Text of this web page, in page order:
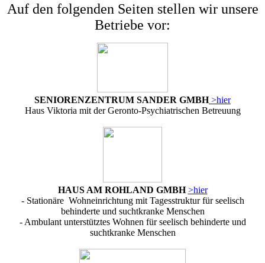
Auf den folgenden Seiten stellen wir unsere
Betriebe vor:
SENIORENZENTRUM SANDER GMBH >hier
Haus Viktoria mit der Geronto-Psychiatrischen Betreuung
HAUS AM ROHLAND GMBH >hier
- Stationäre Wohneinrichtung mit Tagesstruktur für seelisch
behinderte und suchtkranke Menschen
- Ambulant unterstütztes Wohnen für seelisch behinderte und
suchtkranke Menschen